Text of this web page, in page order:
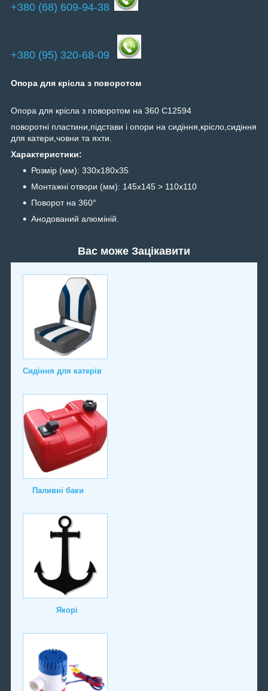
+380 (68) 609-94-38
+380 (95) 320-68-09
Опора для крісла з поворотом
Опора для крісла з поворотом на 360 C12594
поворотні пластини,підстави і опори на сидіння,крісло,сидіння
для катери,човни та яхти.
Характеристики:
Розмір (мм): 330х180х35
Монтажні отвори (мм): 145х145 > 110х110
Поворот на 360°
Анодований алюміній.
Вас може Зацікавити
Сидіння для катерів
Паливні баки
Якорі